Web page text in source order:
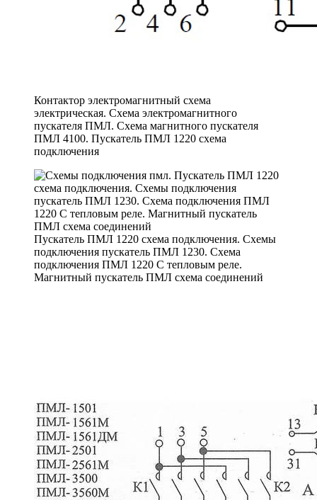
Контактор электромагнитный схема
электрическая. Схема электромагнитного
пускателя ПМЛ. Схема магнитного пускателя
ПМЛ 4100. Пускатель ПМЛ 1220 схема
подключения
Пускатель ПМЛ 1220 схема подключения. Схемы
подключения пускатель ПМЛ 1230. Схема
подключения ПМЛ 1220 С тепловым реле.
Магнитный пускатель ПМЛ схема соединений